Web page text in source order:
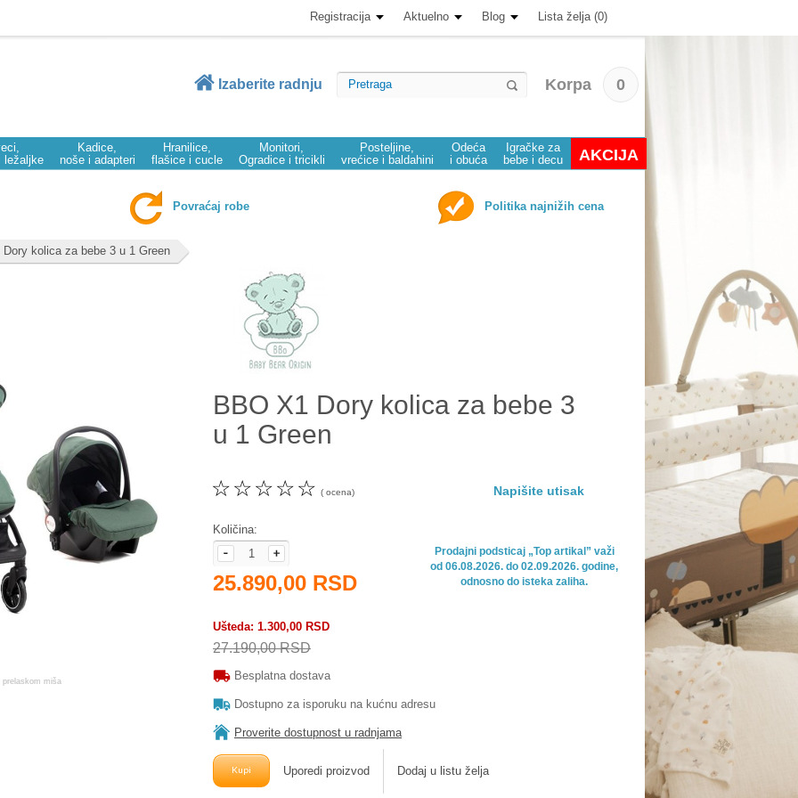
Registracija Aktuelno Blog Lista želja (0)
Izaberite radnju Korpa 0
ležaljke
Kadice,
noše i adapteri
Hranilice,
flašice i cucle
Monitori,
Ogradice i tricikli
Posteljine,
vrećice i baldahini
Odeća
i obuća
Igračke za
bebe i decu
AKCIJA
Povraćaj robe Politika najnižih cena
kolica za bebe 3 u 1 Green
BBO X1 Dory kolica za bebe 3
u 1 Green
☆
☆
☆
☆
☆ ( ocena) Napišite utisak
Količina:
Prodajni podsticaj „Top artikal” važi
od 06.08.2026. do 02.09.2026. godine,
odnosno do isteka zaliha.
25.890,00 RSD
Ušteda 1.300,00 RSD
27.190,00 RSD
Besplatna dostava
Dostupno za isporuku na kućnu adresu
Proverite dostupnost u radnjama
Uporedi proizvod Dodaj u listu želja